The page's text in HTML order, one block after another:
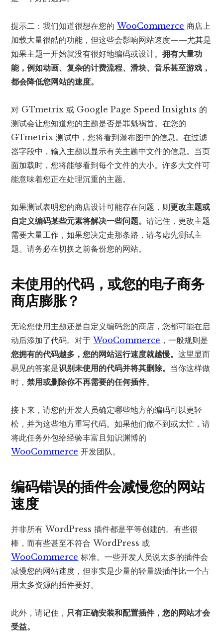
提示二：我们知道很想在您的WooCommerce 商店上
加载大量很酷的功能，但这些会影响网站速度——尤其是
如果主题一开始就没有很好地编码或设计。拥有大量功
能，例如动画、复杂的计费流程、滑块、音乐甚至游戏，
都会降低您网站的速度。
对 GTmetrix 或 Google Page Speed Insights 的
测试会让您知道您的主题是否是罪魁祸首。在您的
GTmetrix 测试中，您将看到瀑布图中的信息。在过滤
器字段中，输入主题以显示有关主题中文件的信息。当页
面加载时，您将能够看到每个文件的大小。许多大文件可
能意味着您正在处理沉重的主题。
如果测试表明您的商店设计可能存在问题，则更改主题或
自定义编码某些元素将解决一些问题。请记住，更改主题
需要大量工作，如果您决定走那条路，请考虑先测试主
题。请务必在切换之前备份您的网站。
未使用的代码，或您的电子商务
商店膨胀？
无论您使用主题还是自定义编码您的商店，您都可能在启
动后添加了代码。对于WooCommerce ，一般规则是
您拥有的代码越多，您的网站运行速度就越慢。这里显而
易见的答案是识别未使用的代码并将其删除。 当你这样做
时，禁用或删除你不再需要的任何插件。
接下来，请您的开发人员确定哪些地方的编码可以更轻
松，并为这些地方重写代码。如果他们做不到或太忙，请
将此任务外包给经验丰富且知识渊博的
WooCommerce 开发团队。
编码错误的插件会减慢您的网站
速度
并非所有 WordPress 插件都是平等创建的。有些很
棒，而有些甚至不符合 WordPress 或
WooCommerce 标准。一些开发人员说太多的插件会
减慢您的网站速度，但事实是少量的轻量级插件比一个占
用太多资源的插件要好。
此外，请记住， 只有正确安装和配置插件，您的网站才会
受益。